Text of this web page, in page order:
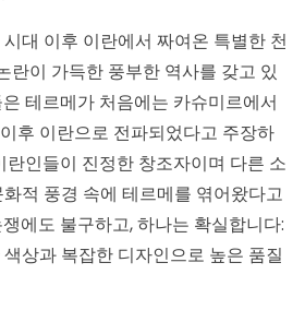
대 이후 이란에서 짜여온 특별한 천
란이 가득한 풍부한 역사를 갖고 있
테르메가 처음에는 카슈미르에서
후 이란으로 전파되었다고 주장하
란인들이 진정한 창조자이며 다른 소
적 풍경 속에 테르메를 엮어왔다고
에도 불구하고, 하나는 확실합니다:
상과 복잡한 디자인으로 높은 품질